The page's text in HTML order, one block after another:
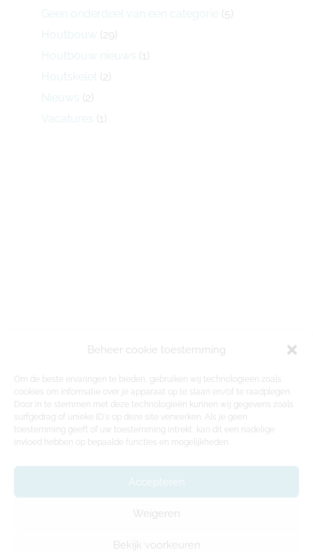
Beheer cookie toestemming
Om de beste ervaringen te bieden, gebruiken wij technologieën zoals
cookies om informatie over je apparaat op te slaan en/of te raadplegen.
Door in te stemmen met deze technologieën kunnen wij gegevens zoals
surfgedrag of unieke ID's op deze site verwerken. Als je geen
toestemming geeft of uw toestemming intrekt, kan dit een nadelige
invloed hebben op bepaalde functies en mogelijkheden.
Accepteren
Weigeren
Bekijk voorkeuren
Geen onderdeel van een categorie (5)
Houtbouw (29)
Houtbouw nieuws (1)
Houtskelet (2)
Nieuws (2)
Vacatures (1)